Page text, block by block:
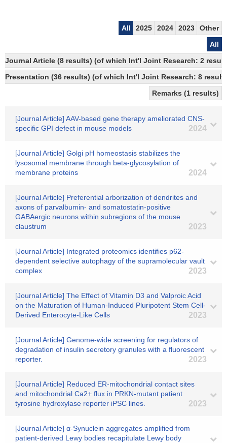
All 2025 2024 2023
Other
All
Journal Article (8 results) (of which Int'l Joint Research: 2
Presentation (36 results) (of which Int'l Joint Research: 8
Remarks (1 results)
[Journal Article] AAV-based gene therapy ameliorated CNS-
specific GPI defect in mouse models
2024
[Journal Article] Golgi pH homeostasis stabilizes the
lysosomal membrane through beta-glycosylation of
membrane proteins
2024
[Journal Article] Preferential arborization of dendrites and
axons of parvalbumin- and somatostatin-positive
GABAergic neurons within subregions of the mouse
claustrum
2023
[Journal Article] Integrated proteomics identifies p62-
dependent selective autophagy of the supramolecular vault
complex
2023
[Journal Article] The Effect of Vitamin D3 and Valproic Acid
on the Maturation of Human-Induced Pluripotent Stem Cell-
Derived Enterocyte-Like Cells
2023
[Journal Article] Genome-wide screening for regulators of
degradation of insulin secretory granules with a fluorescent
reporter.
2023
[Journal Article] Reduced ER-mitochondrial contact sites
and mitochondrial Ca2+ flux in PRKN-mutant patient
tyrosine hydroxylase reporter iPSC lines.
2023
[Journal Article] α-Synuclein aggregates amplified from
patient-derived Lewy bodies recapitulate Lewy body